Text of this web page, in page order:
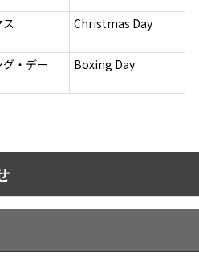
Christmas Day
・デー Boxing Day